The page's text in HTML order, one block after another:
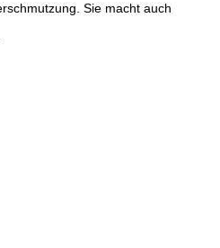
Sie macht auch